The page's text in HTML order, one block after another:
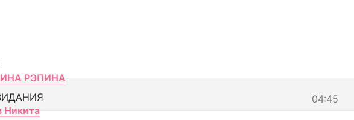
РЭПИНА
04:45
Никита